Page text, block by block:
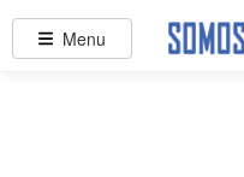
Menu